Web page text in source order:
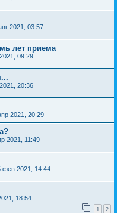
2021, 03:57
лет приема
09:29
20:36
2021, 20:29
2021, 11:49
фев 2021, 14:44
18:54
1 2